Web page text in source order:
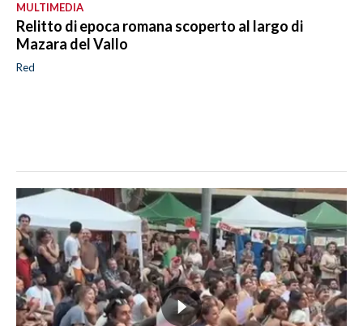
MULTIMEDIA
Relitto di epoca romana scoperto al largo di
Mazara del Vallo
Red